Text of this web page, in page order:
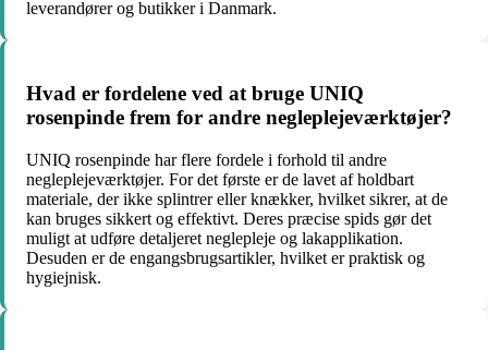
leverandører og butikker i Danmark.
Hvad er fordelene ved at bruge UNIQ
rosenpinde frem for andre negleplejeværktøjer?
UNIQ rosenpinde har flere fordele i forhold til andre
negleplejeværktøjer. For det første er de lavet af holdbart
materiale, der ikke splintrer eller knækker, hvilket sikrer, at de
kan bruges sikkert og effektivt. Deres præcise spids gør det
muligt at udføre detaljeret neglepleje og lakapplikation.
Desuden er de engangsbrugsartikler, hvilket er praktisk og
hygiejnisk.